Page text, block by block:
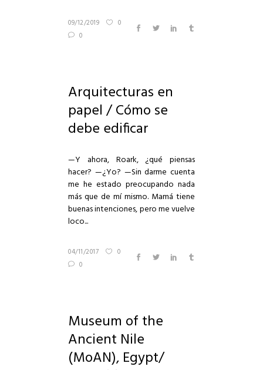
09/12/2019
0
0
Arquitecturas en
papel / Cómo se
debe edificar
—Y ahora, Roark, ¿qué piensas
hacer? —¿Yo? —Sin darme cuenta
me he estado preocupando nada
más que de mí mismo. Mamá tiene
buenas intenciones, pero me vuelve
loco...
04/11/2017
0
0
Museum of the
Ancient Nile
(MoAN), Egypt/